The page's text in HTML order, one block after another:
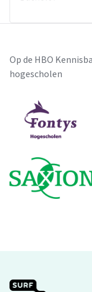
Op de HBO
hogescholen